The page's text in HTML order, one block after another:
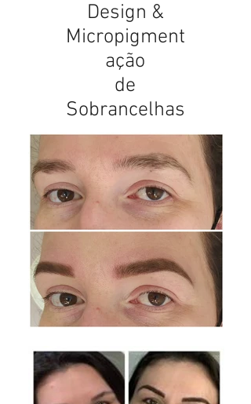
Design &
Micropigment
ação
de
Sobrancelhas